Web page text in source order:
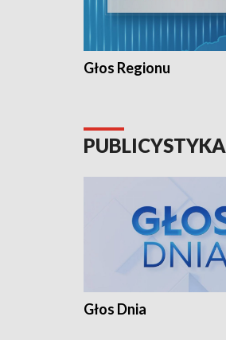
Głos Regionu
PUBLICYSTYKA
Głos Dnia